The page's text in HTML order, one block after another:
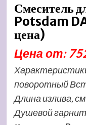
Смеситель
Potsdam
цена)
Цена от:
поворотный
Длина излива,
Душевой